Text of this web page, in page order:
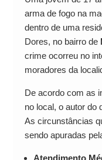
arma de fogo na
dentro de uma
Dores, no bairro de
crime ocorreu no
moradores da
De acordo com as
no local, o autor do
As circunstâncias
sendo apuradas
Atendimento